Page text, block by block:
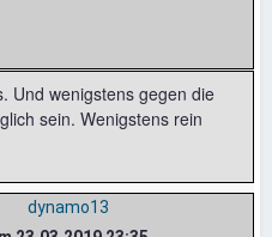
Und wenigstens gegen die
sein. Wenigstens rein
dynamo13